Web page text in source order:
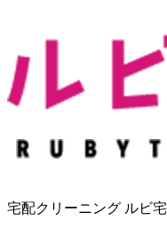
宅配クリーニング ルビ宅